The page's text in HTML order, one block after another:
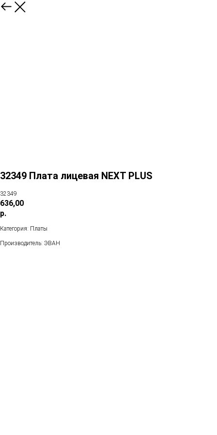
32349 Плата лицевая NEXT PLUS
32349
636,00
р.
Категория: Платы
Производитель: ЭВАН